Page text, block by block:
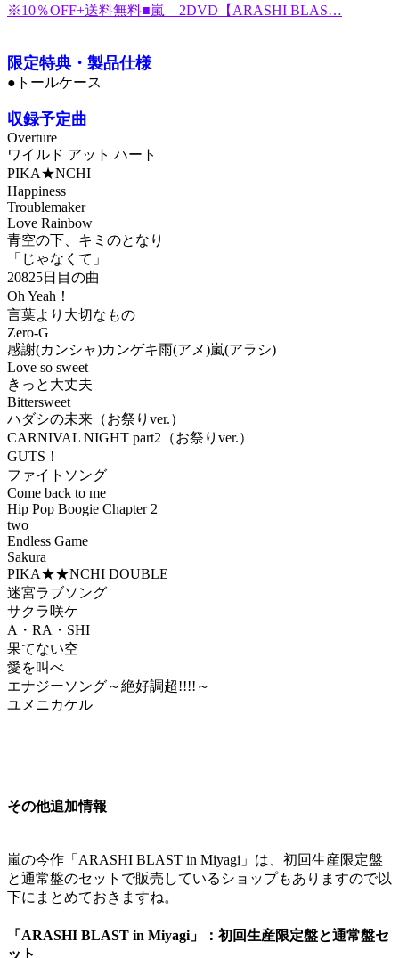
※10％OFF+送料無料■嵐 2DVD【ARASHI BLAS…
限定特典・製品仕様
●トールケース
収録予定曲
Overture
ワイルド アット ハート
PIKA★NCHI
Happiness
Troublemaker
Lφve Rainbow
青空の下、キミのとなり
「じゃなくて」
20825日目の曲
Oh Yeah！
言葉より大切なもの
Zero-G
感謝(カンシャ)カンゲキ雨(アメ)嵐(アラシ)
Love so sweet
きっと大丈夫
Bittersweet
ハダシの未来（お祭りver.）
CARNIVAL NIGHT part2（お祭りver.）
GUTS！
ファイトソング
Come back to me
Hip Pop Boogie Chapter 2
two
Endless Game
Sakura
PIKA★★NCHI DOUBLE
迷宮ラブソング
サクラ咲ケ
A・RA・SHI
果てない空
愛を叫べ
エナジーソング～絶好調超!!!!～
ユメニカケル
その他追加情報
嵐の今作「ARASHI BLAST in Miyagi」は、初回生産限定盤
と通常盤のセットで販売しているショップもありますので以
下にまとめておきますね。
「ARASHI BLAST in Miyagi」：初回生産限定盤と通常盤セ
ット